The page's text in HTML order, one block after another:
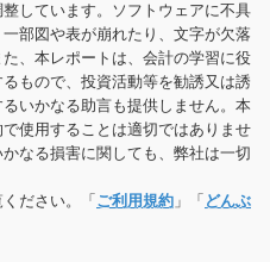
しています。ソフトウェアに不具
部図や表が崩れたり、文字が欠落
、本レポートは、会計の学習に役
もので、投資活動等を勧誘又は誘
いかなる助言も提供しません。本
使用することは適切ではありませ
なる損害に関しても、弊社は一切
ださい。「 ご利用規約 」「 どんぶ